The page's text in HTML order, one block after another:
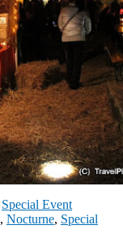
Special Event
, Nocturne, Special